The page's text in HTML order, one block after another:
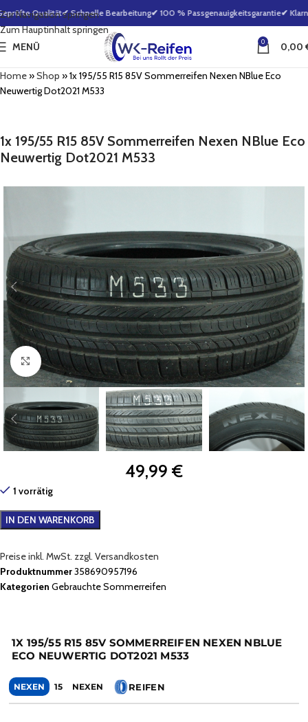
Zur Navigation springen
Zum Hauptinhalt springen
Qualität✔ Schnelle Bearbeitung✔ 100 % Passgenauigkeitsgarantie✔ Klarna
MENÜ 0 0,00
Home»Shop »1x 195/55 R15 85V Sommerreifen Nexen NBlue Eco
Neuwertig Dot2021 M533
1x 195/55 R15 85V Sommerreifen Nexen NBlue Eco
Neuwertig Dot2021 M533
Zum Vergrößern klicken
49,99 €
1 vorrätig
IN DEN WARENKORB
Preise inkl. MwSt. zzgl. Versandkosten
Produktnummer358690957196
Kategorien Gebrauchte Sommerreifen
1X 195/55 R15 85V SOMMERREIFEN NEXEN NBLUE
ECO NEUWERTIG DOT2021 M533
NEXEN 15 NEXEN REIFEN